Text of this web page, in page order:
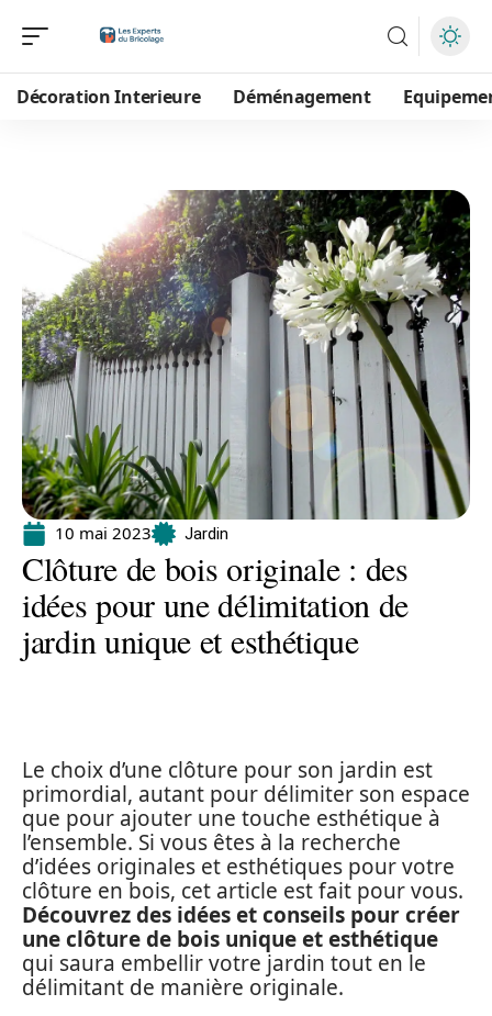
Décoration Interieure Déménagement
10 mai 2023 Jardin
Clôture de bois originale : des
idées pour une délimitation de
jardin unique et esthétique
Le choix d’une clôture pour son jardin est
primordial, autant pour délimiter son espace
que pour ajouter une touche esthétique à
l’ensemble. Si vous êtes à la recherche
d’idées originales et esthétiques pour votre
clôture en bois, cet article est fait pour vous.
Découvrez des idées et conseils pour créer
une clôture de bois unique et esthétique
qui saura embellir votre jardin tout en le
délimitant de manière originale.